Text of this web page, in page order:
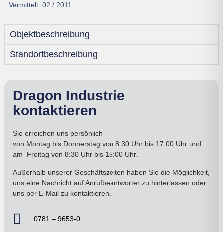
Vermittelt: 02 / 2011
Objektbeschreibung
Standortbeschreibung
Dragon Industrie
kontaktieren
Sie erreichen uns persönlich
von Montag bis Donnerstagvon 8:30 Uhr bis 17:00 Uhr und
am Freitag von 8:30 Uhr bis 15:00 Uhr.
Außerhalb unserer Geschäftszeiten haben Sie die Möglichkeit,
uns eine Nachricht auf Anrufbeantworter zu hinterlassen oder
uns per E-Mail zu kontaktieren.
0781 – 9653-0